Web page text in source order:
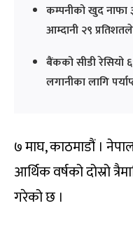
कम्पनीको खुद नाफा
आम्दानी २९
बैंकको सीडी
लगानीका लागि
७ माघ, काठमाडौं ।
आर्थिक वर्षको दोस्रो
गरेको छ ।